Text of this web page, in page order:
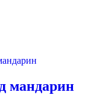
мандарин